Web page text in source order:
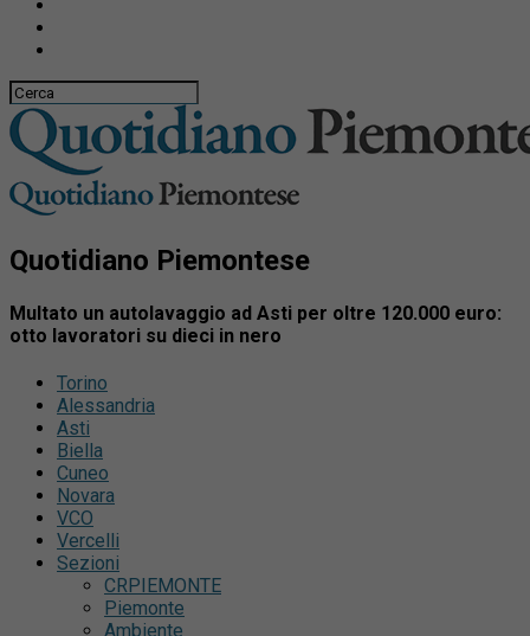
Quotidiano Piemontese
Multato un autolavaggio ad Asti per oltre 120.000 euro:
otto lavoratori su dieci in nero
Torino
Alessandria
Asti
Biella
Cuneo
Novara
VCO
Vercelli
Sezioni
CRPIEMONTE
Piemonte
Ambiente